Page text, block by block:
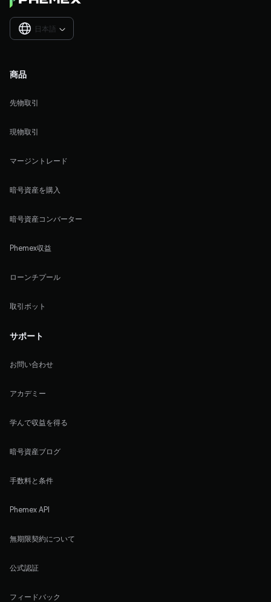
日本語 
商品
先物取引
現物取引
マージントレード
暗号資産を購入
暗号資産コンバーター
Phemex収益
ローンチプール
取引ボット
サポート
お問い合わせ
アカデミー
学んで収益を得る
暗号資産ブログ
手数料と条件
Phemex API
無期限契約について
公式認証
フィードバック